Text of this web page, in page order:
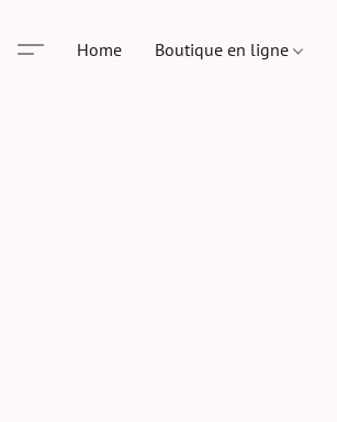
Home Boutique en ligne